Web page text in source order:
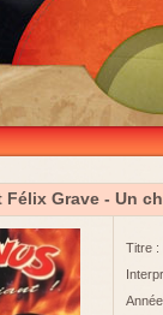
Félix Grave - Un
Titre :